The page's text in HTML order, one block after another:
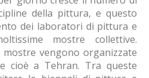
della pittura, e questo
dei laboratori di pittura e
mostre collettive.
vengono organizzate
cioè a Tehran. Tra queste